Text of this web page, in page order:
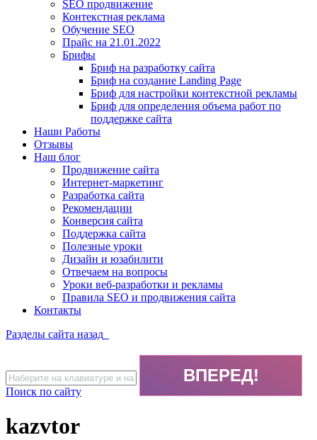
SEO продвижение
Контекстная реклама
Обучение SEO
Прайс на 21.01.2022
Брифы
Бриф на разработку сайта
Бриф на создание Landing Page
Бриф для настройки контекстной рекламы
Бриф для определения объема работ по
поддержке сайта
Наши Работы
Отзывы
Наш блог
Продвижение сайта
Интернет-маркетинг
Разработка сайта
Рекомендации
Конверсия сайта
Поддержка сайта
Полезные уроки
Дизайн и юзабилити
Отвечаем на вопросы
Уроки веб-разработки и рекламы
Правила SEO и продвижения сайта
Контакты
Разделы сайта назад
Поиск по сайту
kazvtor